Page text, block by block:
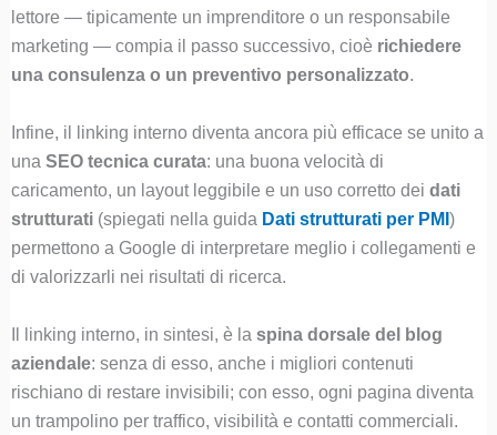
lettore — tipicamente un imprenditore o un responsabile
marketing — compia il passo successivo, cioè richiedere
una consulenza o un preventivo personalizzato.
Infine, il linking interno diventa ancora più efficace se unito a
una SEO tecnica curata: una buona velocità di
caricamento, un layout leggibile e un uso corretto dei dati
strutturati(spiegati nella guida Dati strutturati per PMI )
permettono a Google di interpretare meglio i collegamenti e
di valorizzarli nei risultati di ricerca.
Il linking interno, in sintesi, è la spina dorsale del blog
aziendale: senza di esso, anche i migliori contenuti
rischiano di restare invisibili; con esso, ogni pagina diventa
un trampolino per traffico, visibilità e contatti commerciali.